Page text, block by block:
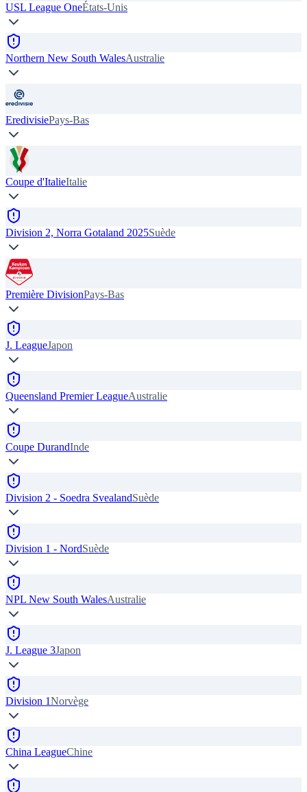
USL League OneÉtats-Unis
Northern New South WalesAustralie
EredivisiePays-Bas
Coupe d'ItalieItalie
Division 2, Norra Gotaland 2025Suède
Première DivisionPays-Bas
J. LeagueJapon
Queensland Premier LeagueAustralie
Coupe DurandInde
Division 2 - Soedra SvealandSuède
Division 1 - NordSuède
NPL New South WalesAustralie
J. League 3Japon
Division 1Norvège
China LeagueChine